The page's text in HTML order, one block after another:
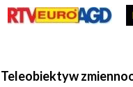
Teleobiektyw